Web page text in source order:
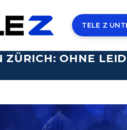
TELE Z
ZÜRICH: OHNE